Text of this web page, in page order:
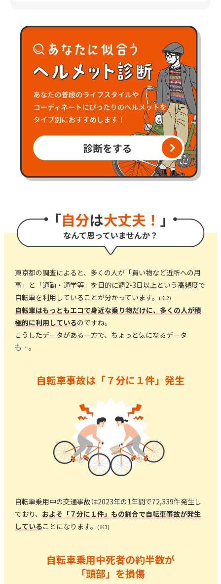
東京都の調査によると、多くの人が「買い物など近所への用
事」と「通勤・通学等」を目的に週2-3日以上という高頻度で
自転車を利用していることが分かっています。
(※2)
自転車はもっともエコで身近な乗り物だけに、多くの人が積
極的に利用しているのですね。
こうしたデータがある一方で、ちょっと気になるデータ
も…。
自転車事故は「７分に１件」発生
自転車乗用中の交通事故は2023年の1年間で72,339件発生し
ており、 およそ「７分に１件」もの割合で自転車事故が発生
していることになります。 (※3)
自転車乗用中死者の約半数が
「頭部」を損傷